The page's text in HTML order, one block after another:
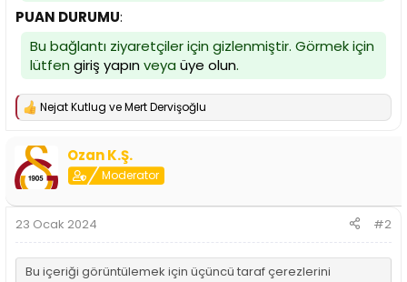
PUAN DURUMU:
Bu bağlantı ziyaretçiler için gizlenmiştir. Görmek için
lütfen giriş yapınveya üye olun.
T
p
k
i
l
:
Nejat Kutlug veMert Dervişoğlu
Ozan K.Ş.
Moderator
23 Ocak 2024 #2
Bu içeriği görüntülemek için üçüncü taraf çerezlerini